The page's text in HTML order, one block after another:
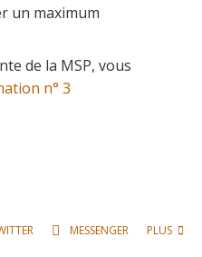
un maximum
de la MSP, vous
n° 3
MESSENGER PLUS